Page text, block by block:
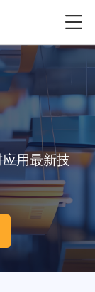
用最新技